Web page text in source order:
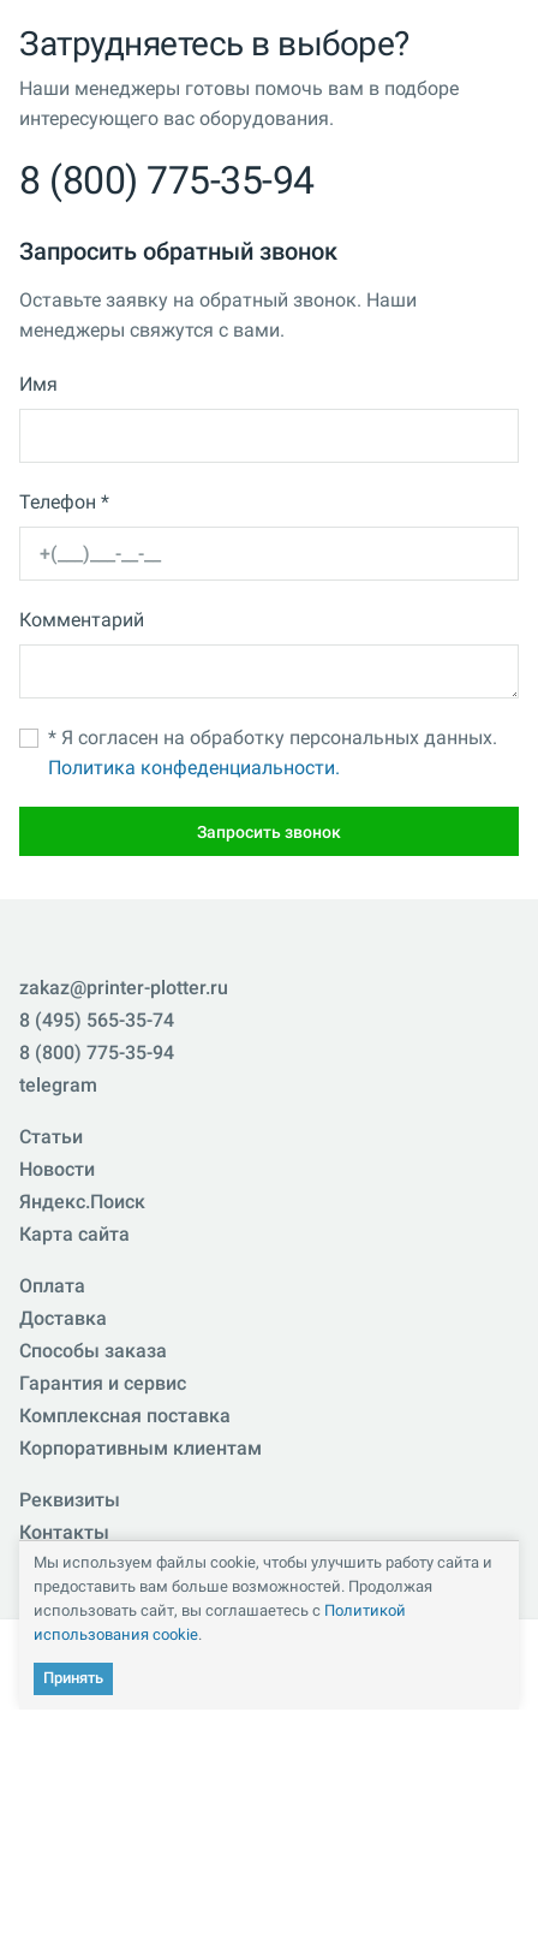
Кабинет
Затрудняетесь в выборе?
Наши менеджеры готовы помочь вам в подборе
интересующего вас оборудования.
8 (800) 775-35-94
Запросить обратный звонок
Оставьте заявку на обратный звонок. Наши
менеджеры свяжутся с вами.
Имя
Телефон *
Комментарий
* Я согласен на обработку персональных данных.
Политика конфеденциальности.
Запросить звонок
zakaz@printer-plotter.ru
8 (495) 565-35-74
8 (800) 775-35-94
telegram
Статьи
Новости
Яндекс.Поиск
Карта сайта
Оплата
Доставка
Способы заказа
Гарантия и сервис
Комплексная поставка
Корпоративным клиентам
Реквизиты
Контакты
Схема проезда
Наши клиенты
Госучреждениям
Тендеры
Мы используем файлы cookie, чтобы улучшить работу сайта и
предоставить вам больше возможностей. Продолжая
использовать сайт, вы соглашаетесь с Политикой
использования cookie.
Принять